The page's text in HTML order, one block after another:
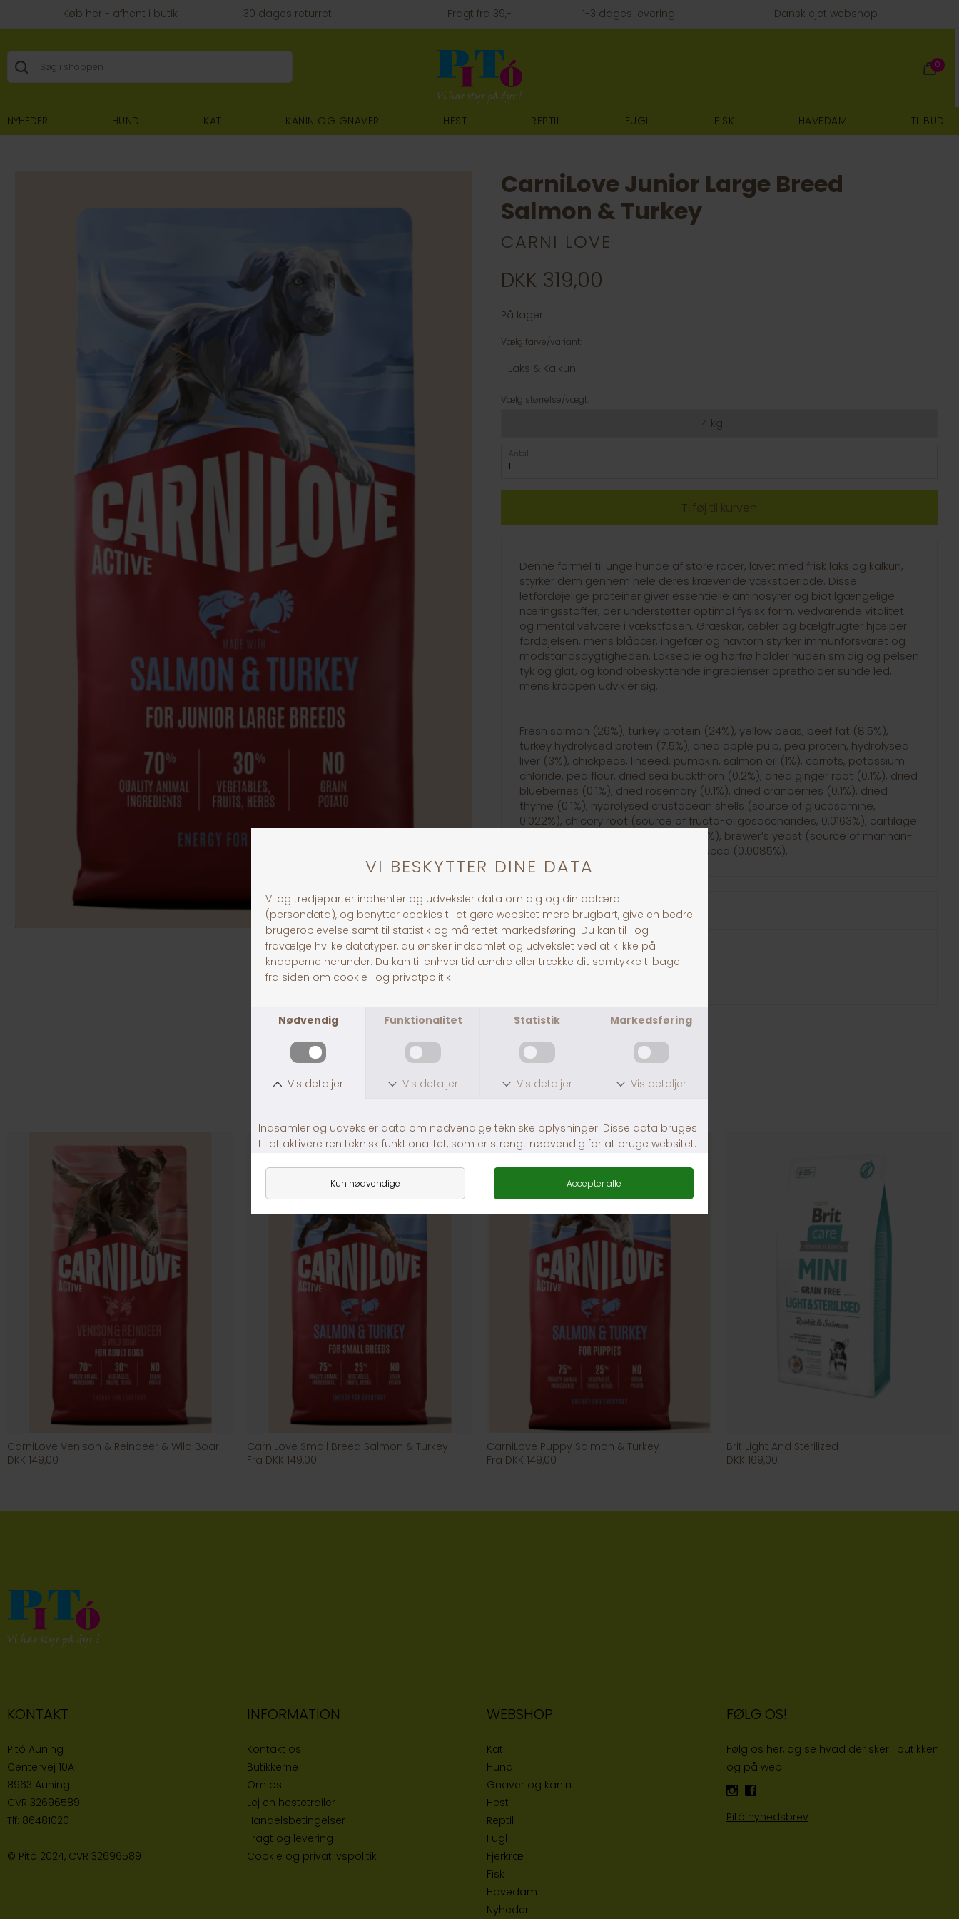
Køb her - afhent i butik 30 dages returret Fragt fra 39,- 1-3 dages levering Dansk ejet webshop
0
NYHEDER HUND KAT KANIN OG GNAVER HEST REPTIL FUGL FISK HAVEDAM TILBUD
CarniLove Junior Large Breed
Salmon & Turkey
CARNI LOVE
DKK 319,00
På lager
Vælg farve/variant:
Laks & Kalkun
Vælg størrelse/vægt:
4 kg
Antal
Denne formel til unge hunde af store racer, lavet med frisk laks og kalkun,
styrker dem gennem hele deres krævende vækstperiode. Disse
letfordøjelige proteiner giver essentielle aminosyrer og biotilgængelige
næringsstoffer, der understøtter optimal fysisk form, vedvarende vitalitet
og mental velvære i vækstfasen. Græskar, æbler og bælgfrugter hjælper
fordøjelsen, mens blåbær, ingefær og havtorn styrker immunforsvaret og
modstandsdygtigheden. Lakseolie og hørfrø holder huden smidig og pelsen
tyk og glat, og kondrobeskyttende ingredienser opretholder sunde led,
mens kroppen udvikler sig.
Fresh salmon (26%), turkey protein (24%), yellow peas, beef fat (8.5%),
turkey hydrolysed protein (7.5%), dried apple pulp, pea protein, hydrolysed
liver (3%), chickpeas, linseed, pumpkin, salmon oil (1%), carrots, potassium
chloride, pea flour, dried sea buckthorn (0.2%), dried ginger root (0.1%), dried
blueberries (0.1%), dried rosemary (0.1%), dried cranberries (0.1%), dried
thyme (0.1%), hydrolysed crustacean shells (source of glucosamine,
0.022%), chicory root (source of fructo-oligosaccharides, 0.0163%), cartilage
extract (source of chondroitin, 0.014%), brewer’s yeast (source of mannan-
oligosaccharides, 0.013%), Mojave yucca (0.0085%).
30 dages returret
Fragt fra 39,-
CarniLove Venison & Reindeer & Wild Boar
DKK 149,00
CarniLove Small Breed Salmon & Turkey
Fra DKK 149,00
CarniLove Puppy Salmon & Turkey
Fra DKK 149,00
Brit Light And Sterilized
DKK 169,00
KONTAKT
Pitó Auning
Centervej 10A
8963 Auning
CVR 32696589
Tlf: 86481020
© Pitó 2024, CVR 32696589
INFORMATION
Kontakt os
Butikkerne
Om os
Lej en hestetrailer
Handelsbetingelser
Fragt og levering
Cookie og privatlivspolitik
WEBSHOP
Kat
Hund
Gnaver og kanin
Hest
Reptil
Fugl
Fjerkræ
Fisk
Havedam
Nyheder
FØLG OS!
Følg os her, og se hvad der sker i butikken
og på web:
Pitó nyhedsbrev